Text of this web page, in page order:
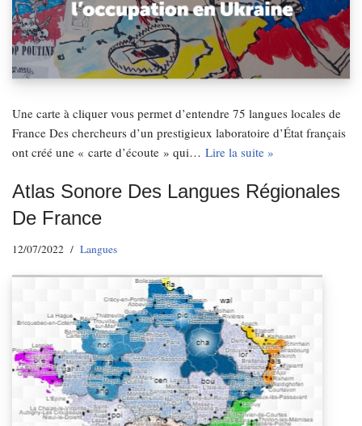
Une carte à cliquer vous permet d’entendre 75 langues locales de
France Des chercheurs d’un prestigieux laboratoire d’État français
ont créé une « carte d’écoute » qui… Lire la suite »
Atlas Sonore Des Langues Régionales
De France
12/07/2022 Langues